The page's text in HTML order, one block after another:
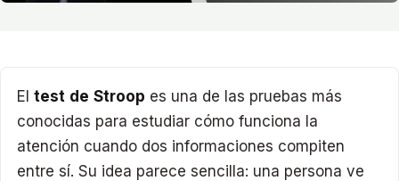
Eltest de Stroop es una de las pruebas más
conocidas para estudiar cómo funciona la
atención cuando dos informaciones compiten
entre sí. Su idea parece sencilla: una persona ve